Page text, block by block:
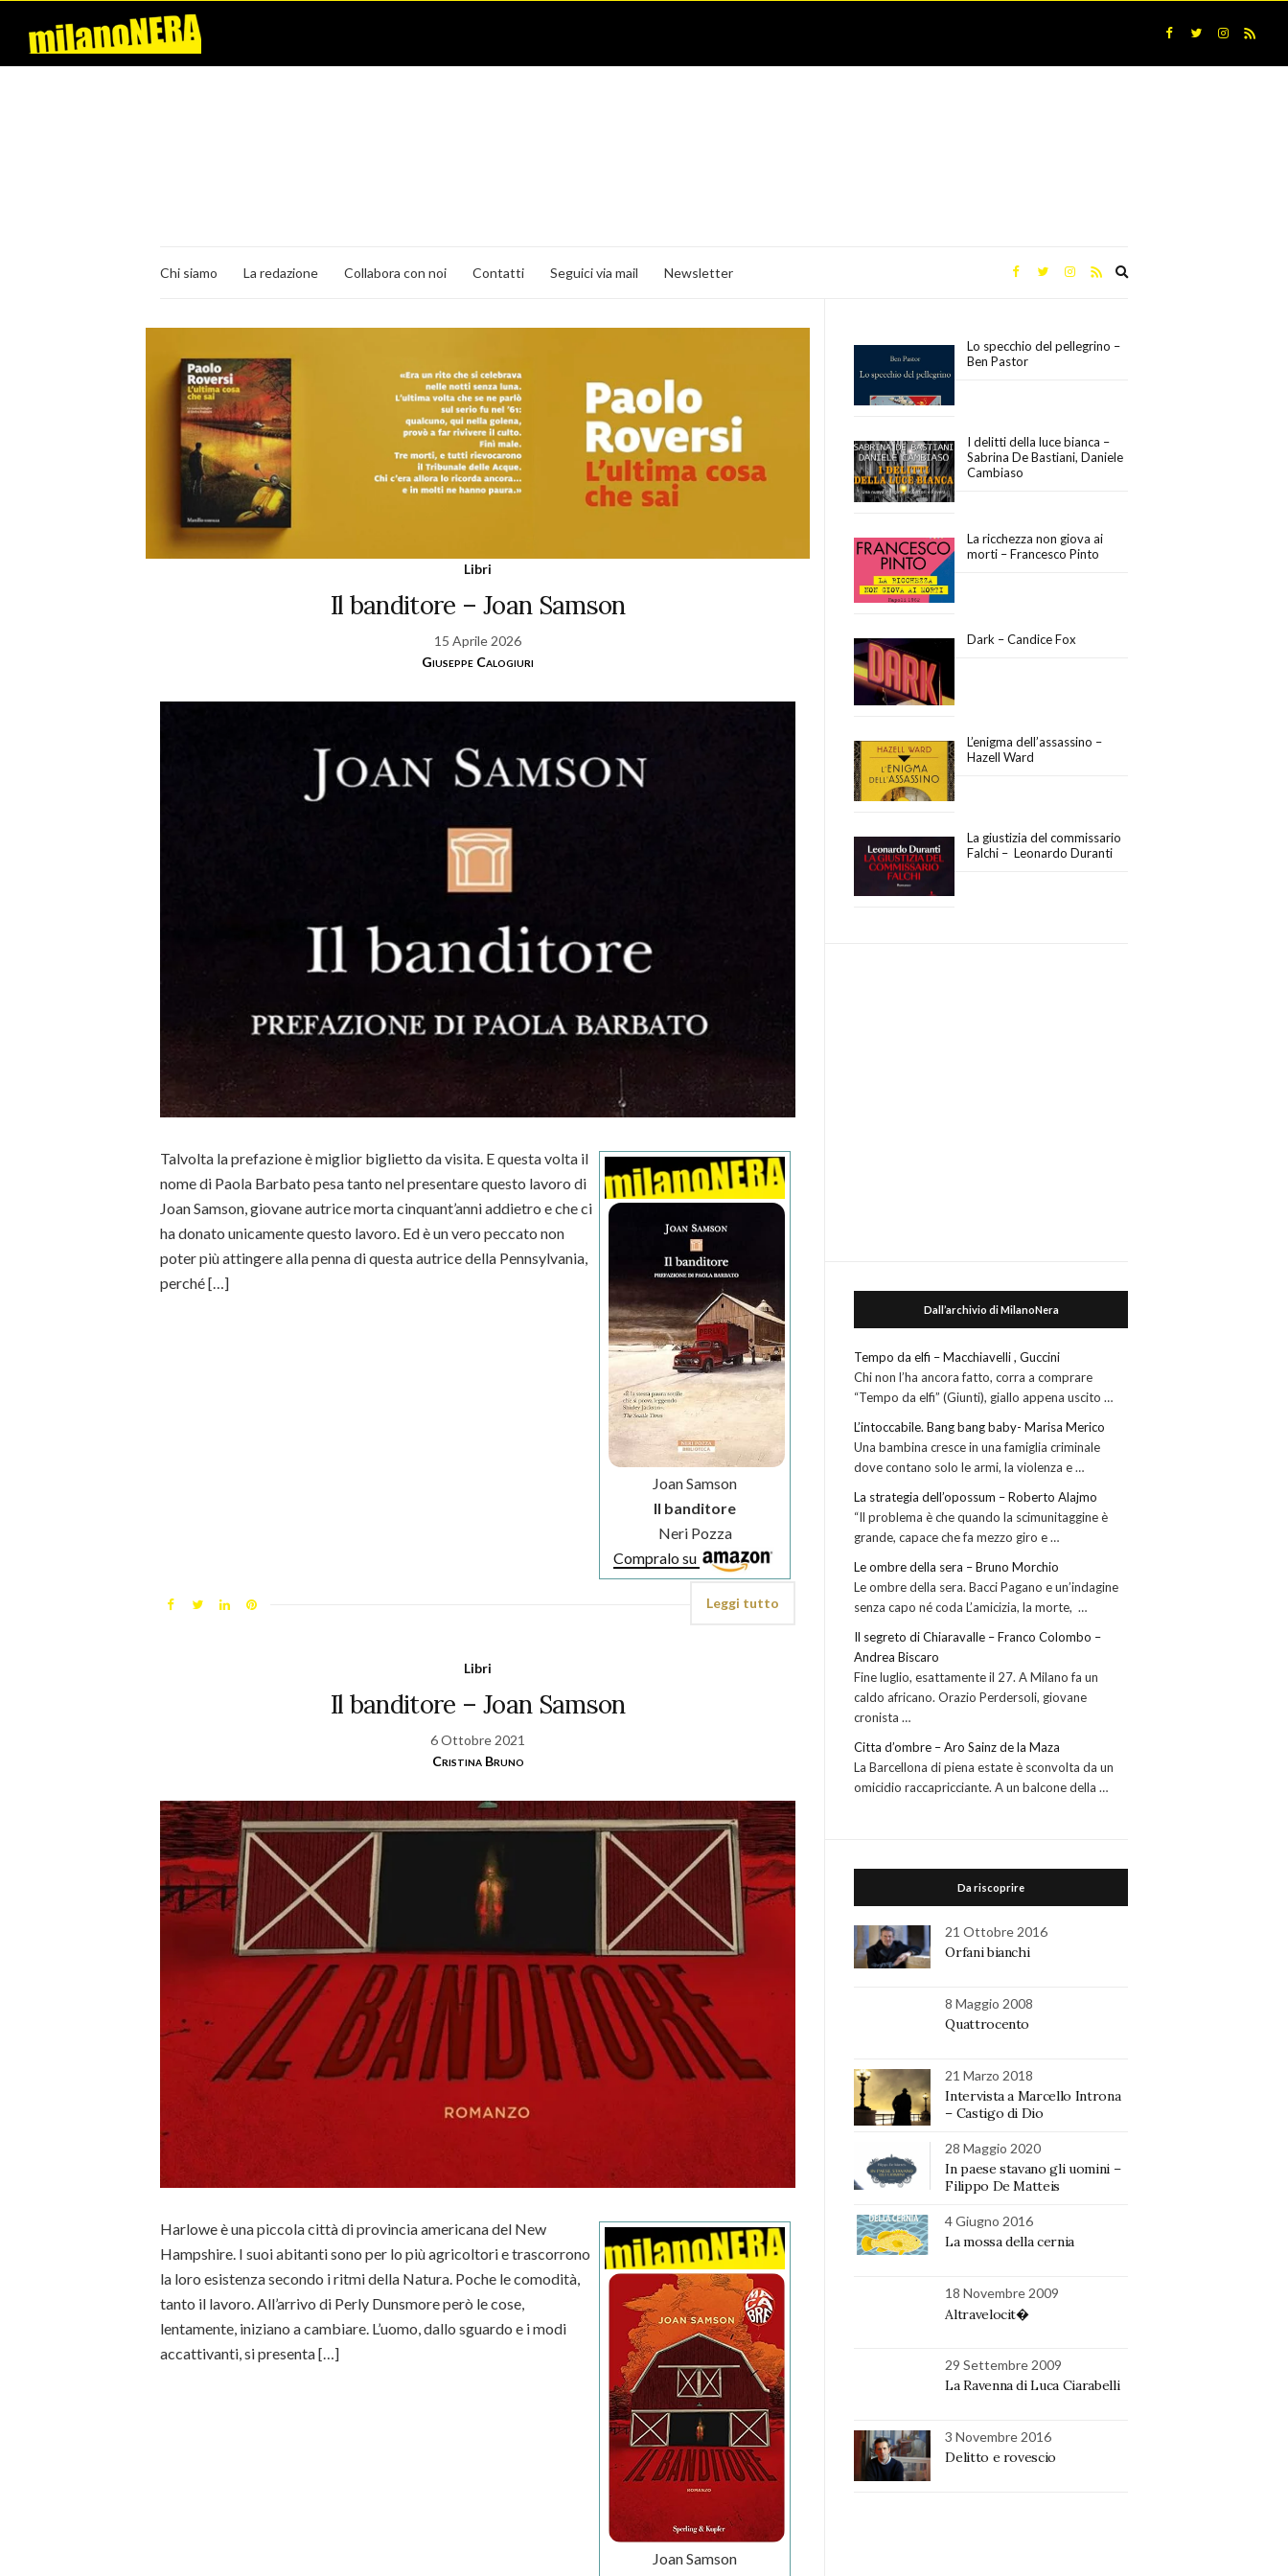
Chi siamo La redazione Collabora con noi Contatti Seguici via mail Newsletter
Libri
Il banditore – Joan Samson
15 Aprile 2026
Giuseppe Calogiuri
Joan Samson
Il banditore
Neri Pozza
Compralo su
Talvolta la prefazione è miglior biglietto da visita. E questa volta il
nome di Paola Barbato pesa tanto nel presentare questo lavoro di
Joan Samson, giovane autrice morta cinquant’anni addietro e che ci
ha donato unicamente questo lavoro. Ed è un vero peccato non
poter più attingere alla penna di questa autrice della Pennsylvania,
perché […]
Leggi tutto
Libri
Il banditore – Joan Samson
6 Ottobre 2021
Cristina Bruno
Joan Samson
Harlowe è una piccola città di provincia americana del New
Hampshire. I suoi abitanti sono per lo più agricoltori e trascorrono
la loro esistenza secondo i ritmi della Natura. Poche le comodità,
tanto il lavoro. All’arrivo di Perly Dunsmore però le cose,
lentamente, iniziano a cambiare. L’uomo, dallo sguardo e i modi
accattivanti, si presenta […]
Lo specchio del pellegrino –
Ben Pastor
I delitti della luce bianca –
Sabrina De Bastiani, Daniele
Cambiaso
La ricchezza non giova ai
morti – Francesco Pinto
Dark – Candice Fox
L’enigma dell’assassino –
Hazell Ward
La giustizia del commissario
Falchi – Leonardo Duranti
Dall’archivio di MilanoNera
Tempo da elfi – Macchiavelli , Guccini
Chi non l’ha ancora fatto, corra a comprare
“Tempo da elfi” (Giunti), giallo appena uscito …
L’intoccabile. Bang bang baby- Marisa Merico
Una bambina cresce in una famiglia criminale
dove contano solo le armi, la violenza e …
La strategia dell’opossum – Roberto Alajmo
“Il problema è che quando la scimunitaggine è
grande, capace che fa mezzo giro e …
Le ombre della sera – Bruno Morchio
Le ombre della sera. Bacci Pagano e un’indagine
senza capo né coda L’amicizia, la morte, …
Il segreto di Chiaravalle – Franco Colombo –
Andrea Biscaro
Fine luglio, esattamente il 27. A Milano fa un
caldo africano. Orazio Perdersoli, giovane
cronista …
Citta d’ombre – Aro Sainz de la Maza
La Barcellona di piena estate è sconvolta da un
omicidio raccapricciante. A un balcone della …
Da riscoprire
21 Ottobre 2016
Orfani bianchi
8 Maggio 2008
Quattrocento
21 Marzo 2018
Intervista a Marcello Introna
– Castigo di Dio
28 Maggio 2020
In paese stavano gli uomini –
Filippo De Matteis
4 Giugno 2016
La mossa della cernia
18 Novembre 2009
Altravelocit�
29 Settembre 2009
La Ravenna di Luca Ciarabelli
3 Novembre 2016
Delitto e rovescio